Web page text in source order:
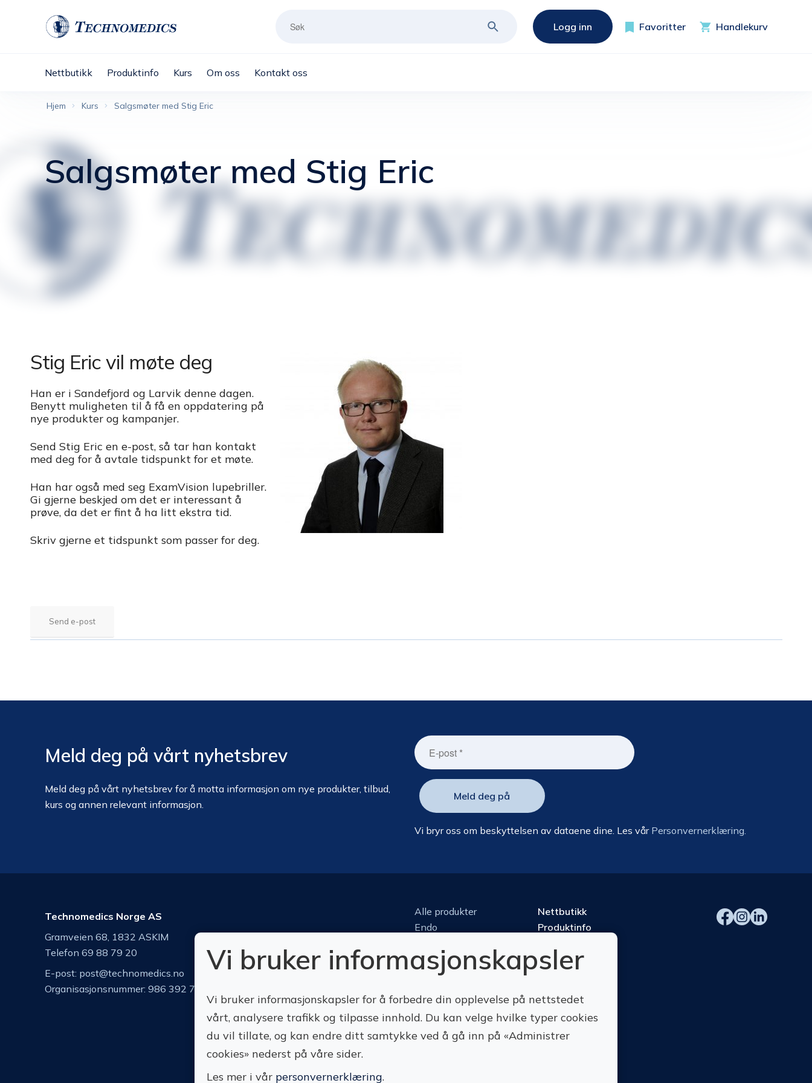
Logg inn Favoritter Handlekurv
Nettbutikk Produktinfo Kurs Om oss Kontakt oss
Hjem Kurs Salgsmøter med Stig Eric
Salgsmøter med Stig Eric
Stig Eric vil møte deg
Han er i Sandefjord og Larvik denne dagen.
Benytt muligheten til å få en oppdatering på
nye produkter og kampanjer.
Send Stig Eric en e-post, så tar han kontakt
med deg for å avtale tidspunkt for et møte.
Han har også med seg ExamVision lupebriller.
Gi gjerne beskjed om det er interessant å
prøve, da det er fint å ha litt ekstra tid.
Skriv gjerne et tidspunkt som passer for deg.
Send e-post
Meld deg på vårt nyhetsbrev
Meld deg på vårt nyhetsbrev for å motta informasjon om nye produkter, tilbud,
kurs og annen relevant informasjon.
Vi bryr oss om beskyttelsen av dataene dine. Les vår Personvernerklæring.
Technomedics Norge AS
Gramveien 68, 1832 ASKIM
Telefon 69 88 79 20
E-post: post@technomedics.no
Organisasjonsnummer: 986 392 742
Alle produkter
Endo
Kjeveortopedi
Konserverende
Perio
Protetikk
Roterende
Nettbutikk
Produktinfo
Om oss
Vi bruker informasjonskapsler
Vi bruker informasjonskapsler for å forbedre din opplevelse på nettstedet
vårt, analysere trafikk og tilpasse innhold. Du kan velge hvilke typer cookies
du vil tillate, og kan endre ditt samtykke ved å gå inn på «Administrer
cookies» nederst på våre sider.
Les mer i vår personvernerklæring.